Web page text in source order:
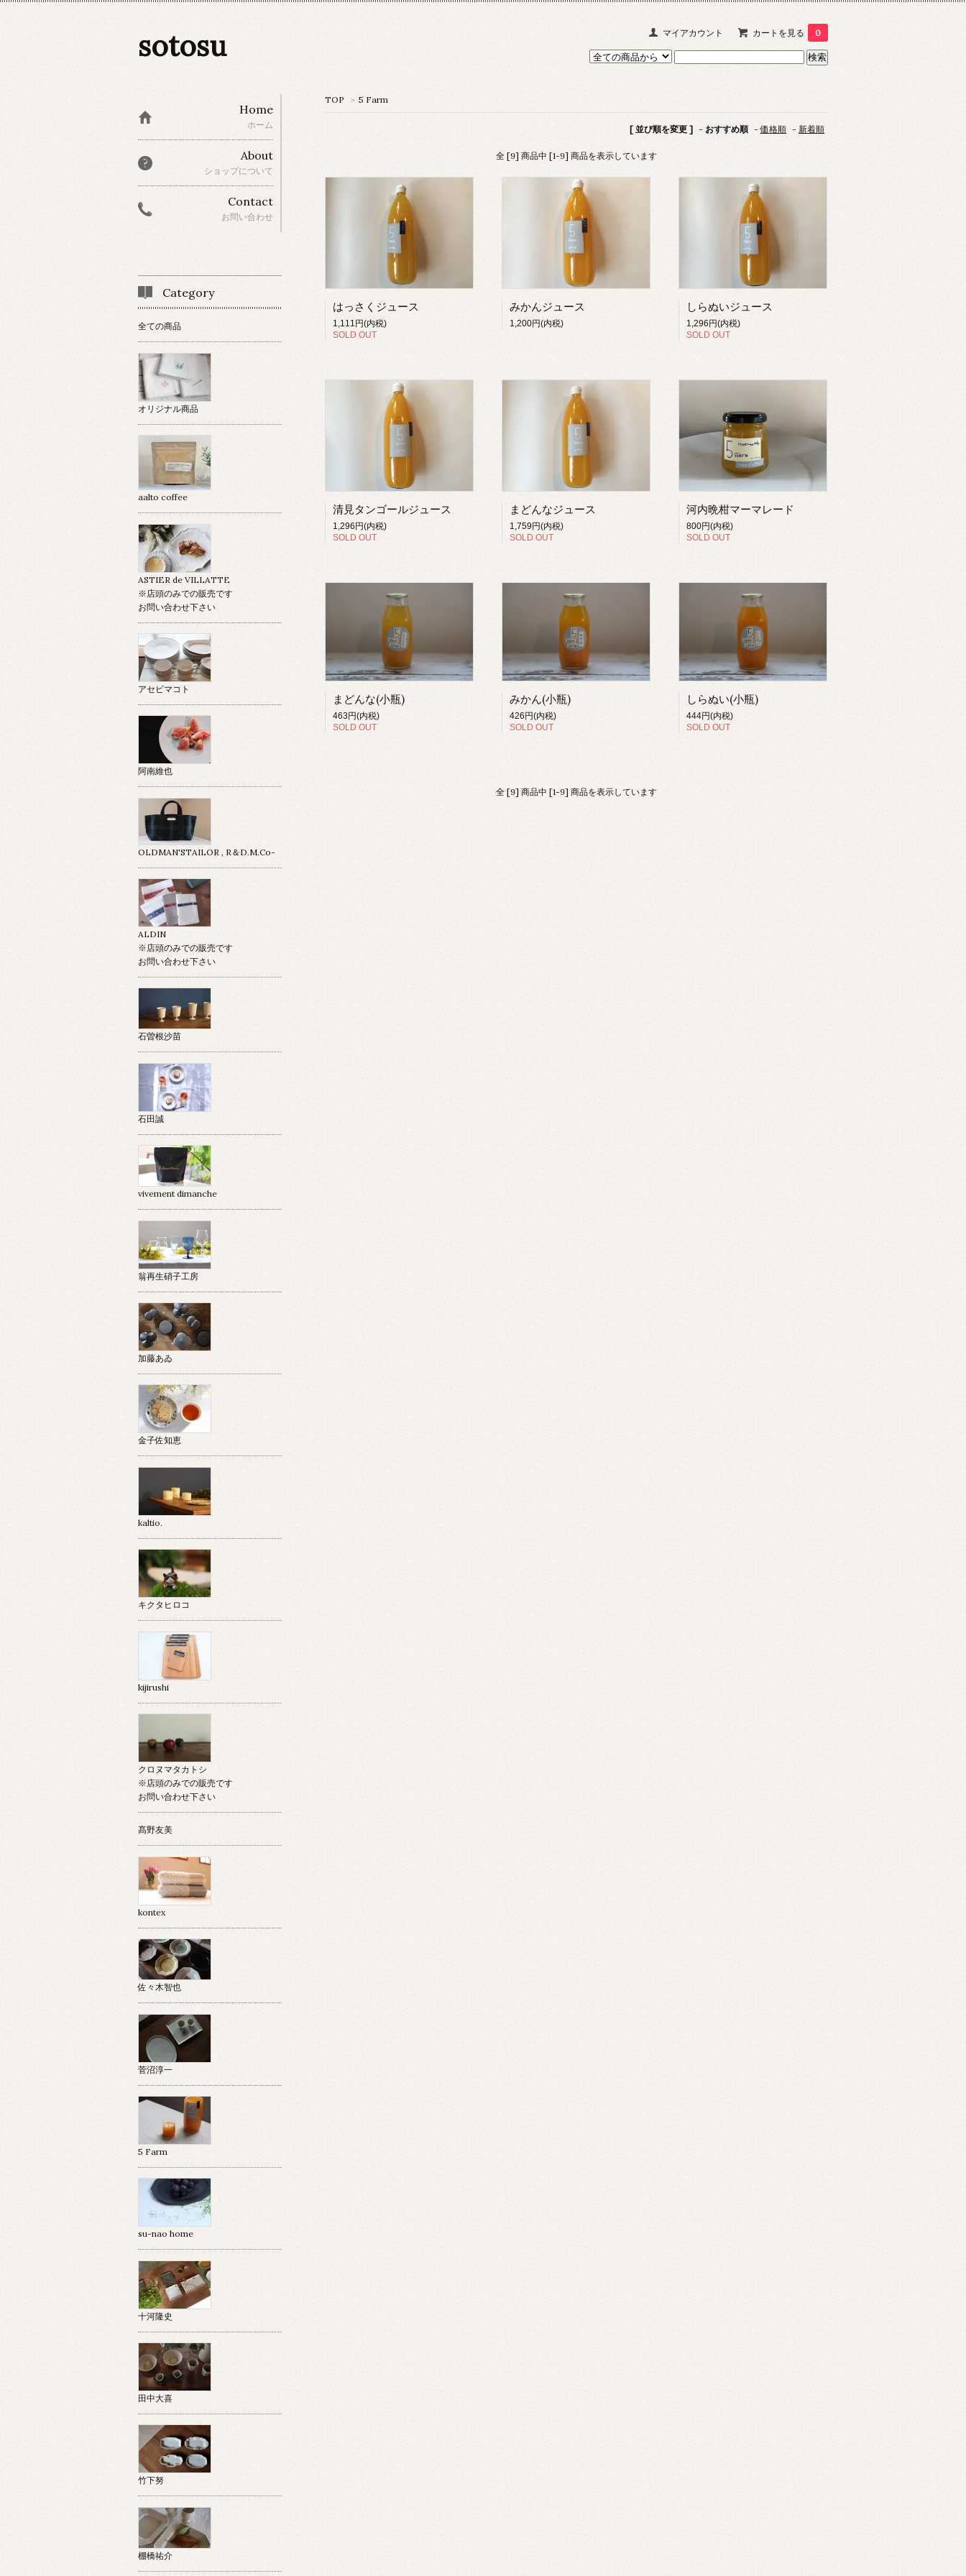
マイアカウント カートを見る 0
sotosu
TOP > 5 Farm
[ 並び順を変更 ] - おすすめ順 -価格順 - 新着順
全 [9] 商品中 [1-9] 商品を表示しています
はっさくジュース
1,111円(内税)
SOLD OUT
みかんジュース
1,200円(内税)
しらぬいジュース
1,296円(内税)
SOLD OUT
清見タンゴールジュース
1,296円(内税)
SOLD OUT
まどんなジュース
1,759円(内税)
SOLD OUT
河内晩柑マーマレード
800円(内税)
SOLD OUT
まどんな(小瓶)
463円(内税)
SOLD OUT
みかん(小瓶)
426円(内税)
SOLD OUT
しらぬい(小瓶)
444円(内税)
SOLD OUT
全 [9] 商品中 [1-9] 商品を表示しています
Home
ホーム
About
ショップについて
Contact
お問い合わせ
Category
全ての商品
オリジナル商品
aalto coffee
ASTIER de VILLATTE
※店頭のみでの販売です
お問い合わせ下さい
アセビマコト
阿南維也
OLDMAN'STAILOR , R＆D.M.Co-
ALDIN
※店頭のみでの販売です
お問い合わせ下さい
石曽根沙苗
石田誠
vivement dimanche
翁再生硝子工房
加藤あゐ
金子佐知恵
kaltio.
キクタヒロコ
kijirushi
クロヌマタカトシ
※店頭のみでの販売です
お問い合わせ下さい
髙野友美
kontex
佐々木智也
菅沼淳一
5 Farm
su-nao home
十河隆史
田中大喜
竹下努
棚橋祐介